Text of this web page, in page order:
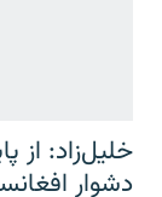
خلیل‌زاد: از
دشوار